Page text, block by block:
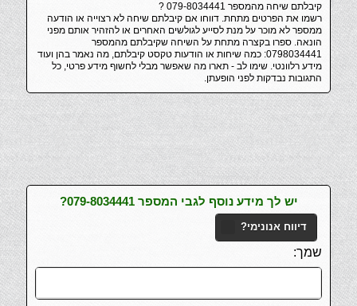
קיבלתם שיחה מהמספר 079-8034441 ?
רשמו את הפרטים מתחת. דווחו אם קיבלתם שיחה לא רצוייה או הודעה
ממספר לא מוכר על מנת לסייע לגולשים האחרים או להזהיר אותם מפני
הונאה. ספרו בקצרה מתחת על השיחה שקיבלתם מהמספר
0798034441: כמה שיחות או הודעות טקסט קיבלתם, מה נאמר בהן ועוד
מידע רלוונטי. שימו לב - תארו מה שאפשר מבלי לחשוף מידע פרטי, כל
התגובות נבדקות לפני הופעתן.
יש לך מידע נוסף לגבי המספר 079-8034441?
דיווח אנונימי?
שמך: